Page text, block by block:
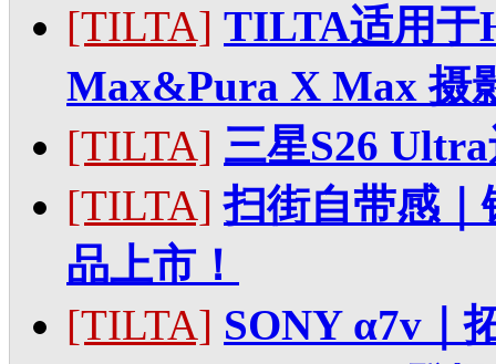
[TILTA] TILTA适用于
Max&Pura X Max 摄
[TILTA] 三星S26
[TILTA] 扫街自带感
品上市！
[TILTA] SONY α7v｜